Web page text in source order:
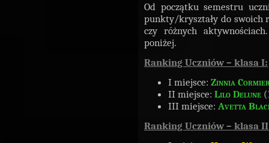
Od początku semestru
punkty/kryształy do swoich
czy różnych
poniżej.
Ranking Uczniów – klasa I:
I miejsce: Zinnia
II miejsce: Lilo Delune
III miejsce: Avetta
Ranking Uczniów – klasa